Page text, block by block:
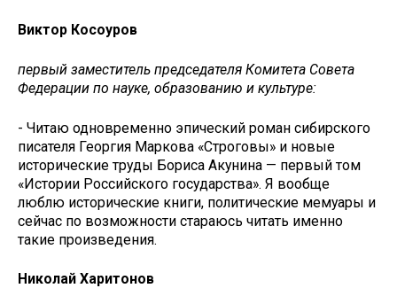
Виктор Косоуров
первый заместитель председателя Комитета Совета
Федерации по науке, образованию и культуре:
- Читаю одновременно эпический роман сибирского
писателя Георгия Маркова «Строговы» и новые
исторические труды Бориса Акунина — первый том
«Истории Российского государства». Я вообще
люблю исторические книги, политические мемуары и
сейчас по возможности стараюсь читать именно
такие произведения.
Николай Харитонов